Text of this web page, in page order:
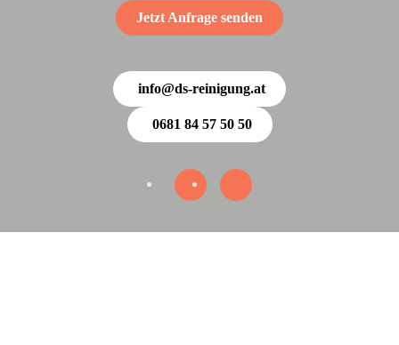
Jetzt Anfrage senden
info@ds-reinigung.at
0681 84 57 50 50